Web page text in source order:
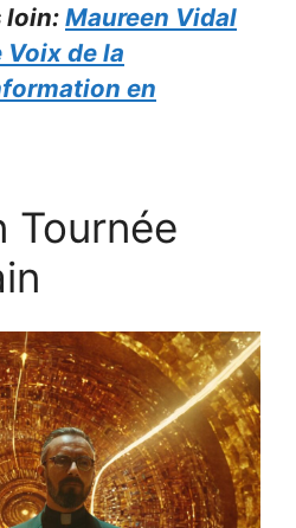
loin: Maureen Vidal
Voix de la
en
Tournée